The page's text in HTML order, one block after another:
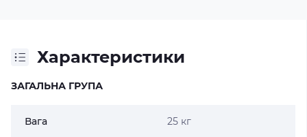
Характеристики
ЗАГАЛЬНА ГРУПА
Вага 25 кг